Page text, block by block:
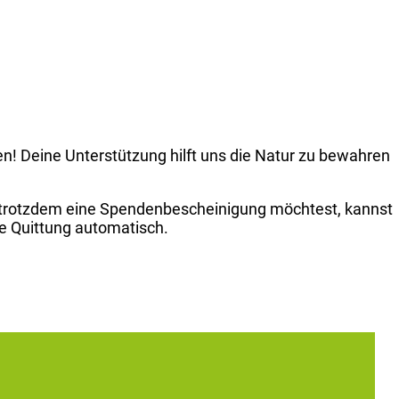
Deine Unterstützung hilft uns die Natur zu bewahren
eine Spendenbescheinigung möchtest, kannst
Quittung automatisch.